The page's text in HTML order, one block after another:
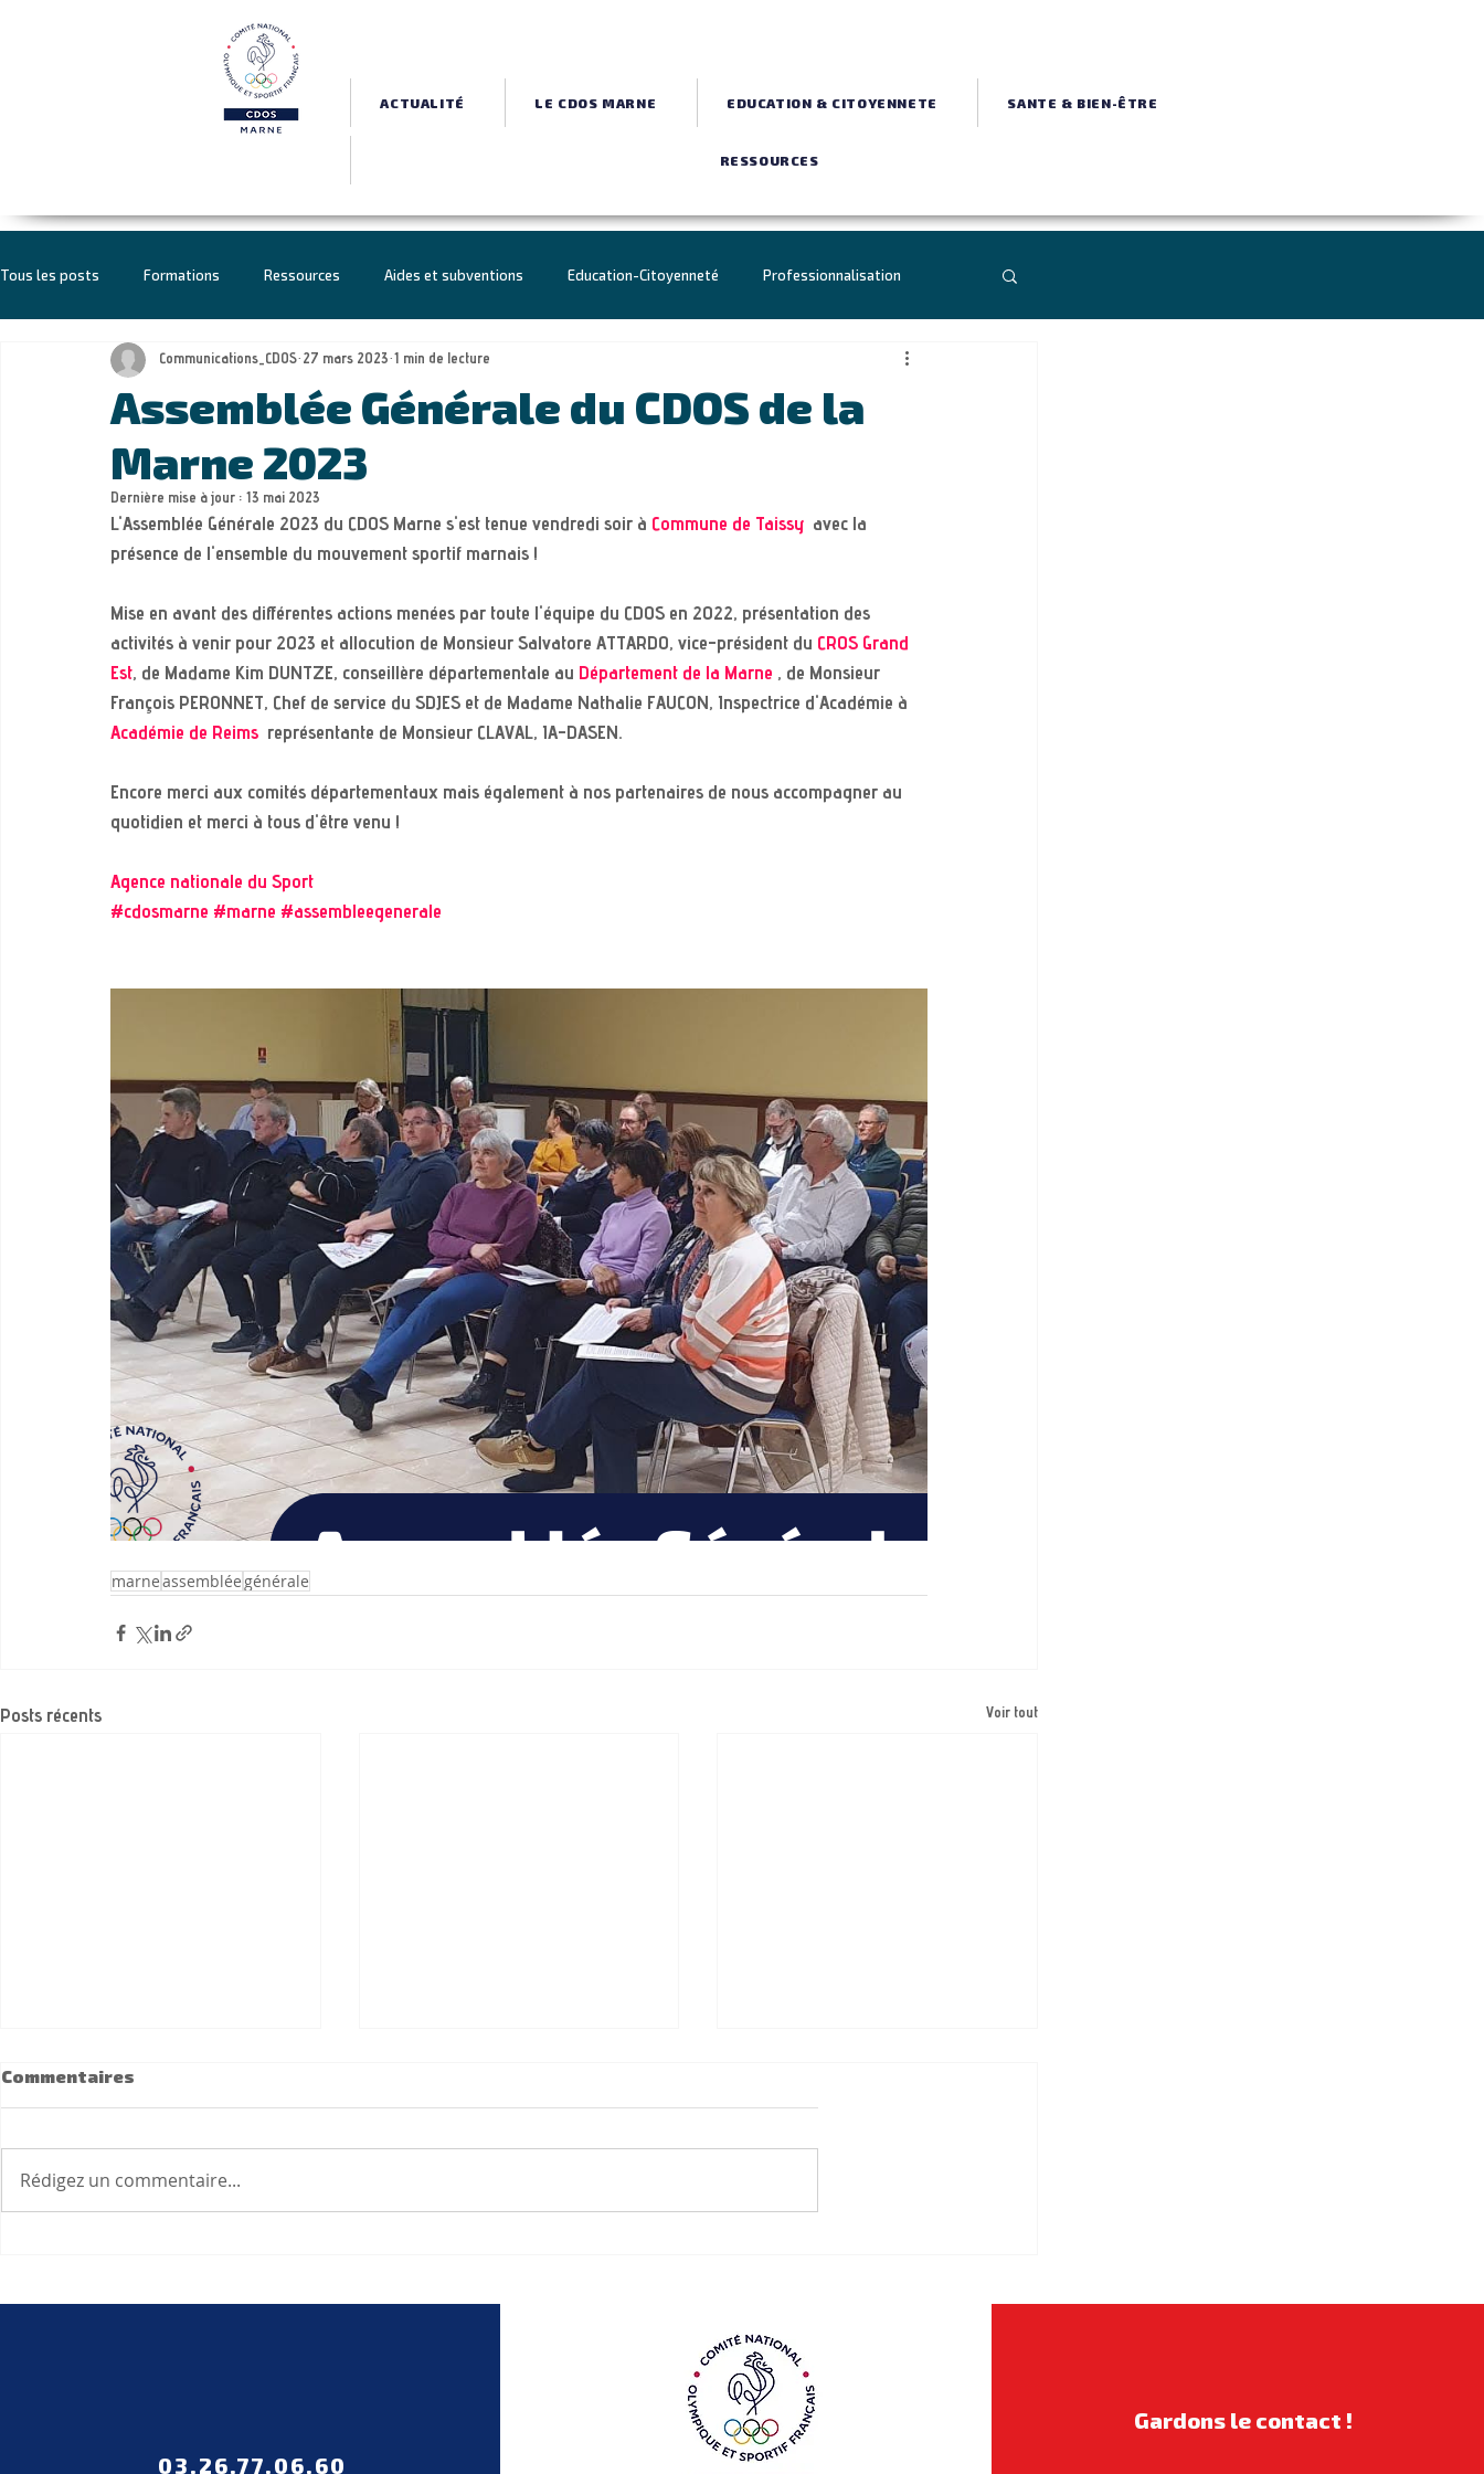
ACTUALITÉ LE CDOS MARNE EDUCATION & CITOYENNETE SANTE & BIEN-ÊTRE
RESSOURCES
Tous les posts Formations Ressources Aides et subventions Education-Citoyenneté Professionnalisation
Haut Niveau Politique sportive Sport-Santé Bien-être
Assemblée Générale du CDOS de la
Marne 2023
Communications_CDOS 27 mars 2023 1 min de lecture
Dernière mise à jour : 13 mai 2023
L'Assemblée Générale 2023 du CDOS Marne s'est tenue vendredi soir à Commune de Taissy
  avec la
présence de l'ensemble du mouvement sportif marnais !
Mise en avant des différentes actions menées par toute l'équipe du CDOS en 2022, présentation des
activités à venir pour 2023 et allocution de Monsieur Salvatore ATTARDO, vice-président du CROS Grand
Est, de Madame Kim DUNTZE, conseillère départementale au Département de la Marne , de Monsieur
François PERONNET, Chef de service du SDJES et de Madame Nathalie FAUCON, Inspectrice d'Académie à
Académie de Reims
  représentante de Monsieur CLAVAL, IA-DASEN.
Encore merci aux comités départementaux mais également à nos partenaires de nous accompagner au
quotidien et merci à tous d'être venu !
Agence nationale du Sport
#cdosmarne #marne #assembleegenerale
marneassemblée générale
Posts récents Voir tout
Commentaires
Rédigez un commentaire...
03.26.77.06.60
Gardons le contact !